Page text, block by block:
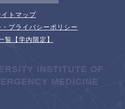
イトマップ
プライバシーポリシー
覧【学内限定】
INSTITUTE OF
MEDICINE